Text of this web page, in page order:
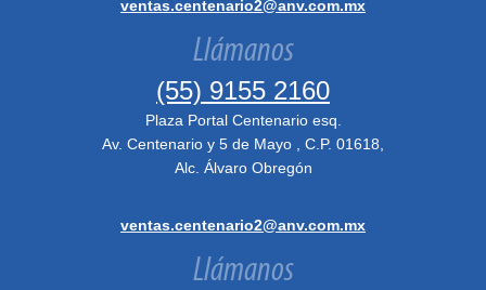
ventas.centenario2@anv.com.mx
Llámanos
(55) 9155 2160
Plaza Portal Centenario esq.
Av. Centenario y 5 de Mayo , C.P. 01618,
Alc. Álvaro Obregón
ventas.centenario2@anv.com.mx
Llámanos